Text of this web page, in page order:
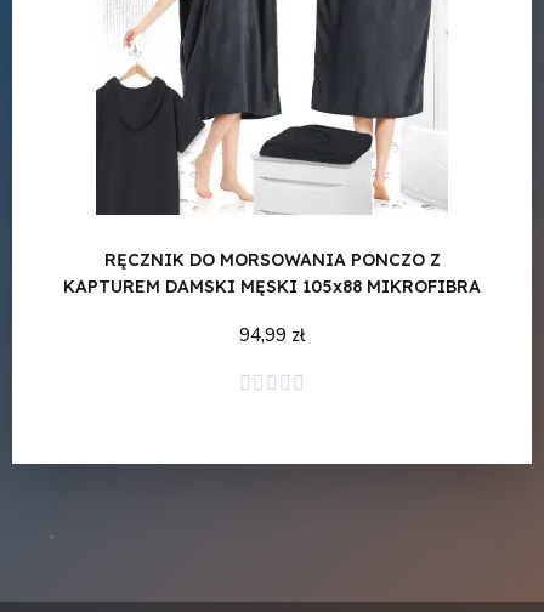
RĘCZNIK DO MORSOWANIA PONCZO Z
KAPTUREM DAMSKI MĘSKI 105x88 MIKROFIBRA
94,99 zł
    
Dodaj do koszyka